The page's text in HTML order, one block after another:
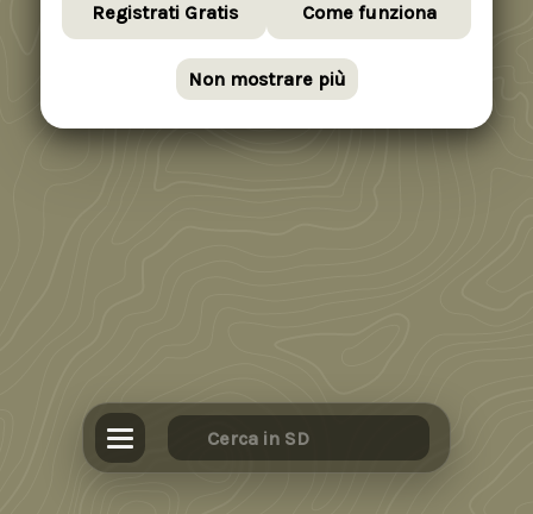
Registrati Gratis Come funziona
Non mostrare più